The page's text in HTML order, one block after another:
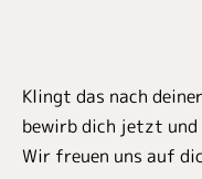
Klingt das nach
bewirb dich jetzt und
Wir freuen uns auf